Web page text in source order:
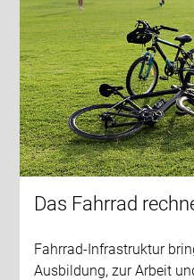
Das Fahrrad
Fahrrad-Infrastruktur
Ausbildung, zur Arbeit